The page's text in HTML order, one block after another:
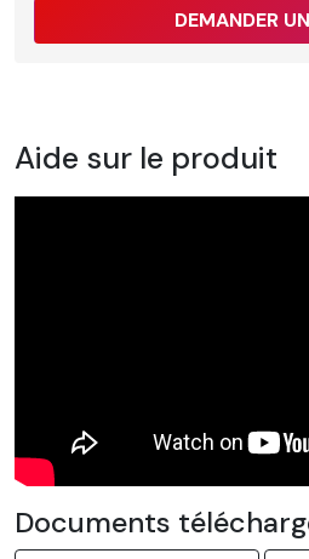
DEMANDER
Aide sur le produit
Documents